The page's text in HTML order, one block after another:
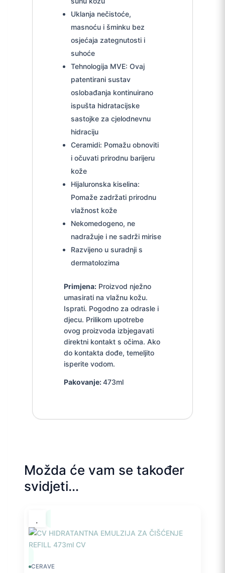
Uklanja nečistoće,
masnoću i šminku bez
osjećaja zategnutosti i
suhoće
Tehnologija MVE: Ovaj
patentirani sustav
oslobađanja kontinuirano
ispušta hidratacijske
sastojke za cjelodnevnu
hidraciju
Ceramidi: Pomažu obnoviti
i očuvati prirodnu barijeru
kože
Hijaluronska kiselina:
Pomaže zadržati prirodnu
vlažnost kože
Nekomedogeno, ne
nadražuje i ne sadrži mirise
Razvijeno u suradnji s
dermatolozima
Primjena: Proizvod nježno
umasirati na vlažnu kožu.
Isprati. Pogodno za odrasle i
djecu. Prilikom upotrebe
ovog proizvoda izbjegavati
direktni kontakt s očima. Ako
do kontakta dođe, temeljito
isperite vodom.
Pakovanje:473ml
Možda će vam se također
svidjeti…
CERAVE